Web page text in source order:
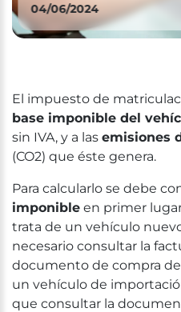
04/06/2024
El impuesto de
base imponible del
sin IVA, y a las emisiones
(CO2) que éste genera.
Para calcularlo se debe
imponible en primer
trata de un vehículo
necesario consultar la
documento de compra
un vehículo de
que consultar la